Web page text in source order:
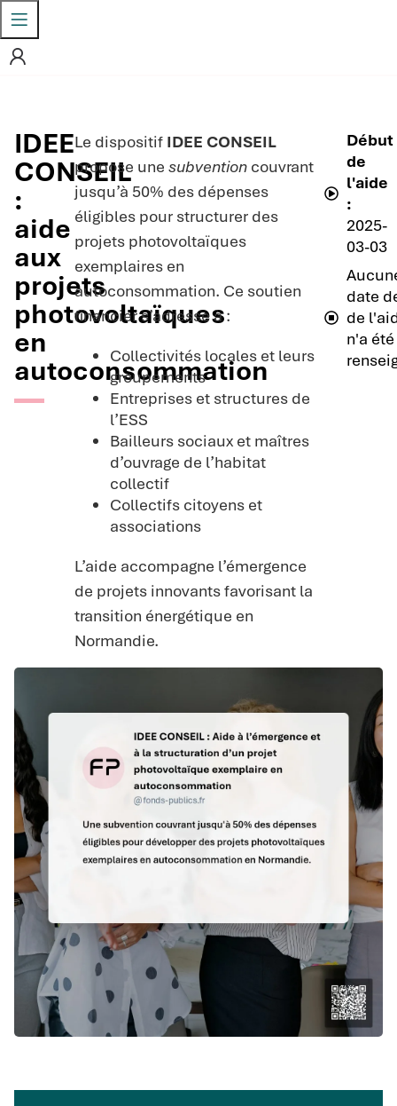
IDEE
CONSEIL
:
aide
aux
projets
photovoltaïques
en
autoconsommation
Le dispositif IDEE CONSEIL
propose une subventioncouvrant
jusqu’à 50% des dépenses
éligibles pour structurer des
projets photovoltaïques
exemplaires en
autoconsommation. Ce soutien
financier s’adresse à :
Collectivités locales et leurs
groupements
Entreprises et structures de
l’ESS
Bailleurs sociaux et maîtres
d’ouvrage de l’habitat
collectif
Collectifs citoyens et
associations
L’aide accompagne l’émergence
de projets innovants favorisant la
transition énergétique en
Normandie.
Début
de
l'aide
:
2025-
03-03
date
de
n'a été